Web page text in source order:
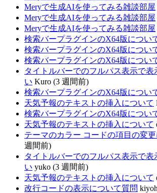
Meryで生成AIを使ってみる雑談部屋
Meryで生成AIを使ってみる雑談部屋
Meryで生成AIを使ってみる雑談部屋
検索バープラグインのX64版につい
検索バープラグインのX64版につい
検索バープラグインのX64版につい
タイトルバーでのフルパス表示で表
い Kuro (3 週間前)
検索バープラグインのX64版につい
天気予報のテキストの挿入について
検索バープラグインのX64版につい
天気予報のテキストの挿入について
テーマのカラー コードの項目の変
週間前)
タイトルバーでのフルパス表示で表
い yuko (3 週間前)
天気予報のテキストの挿入について
改行コードの表示について質問